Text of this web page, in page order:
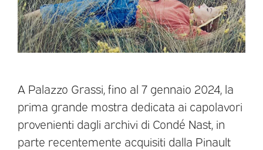
A Palazzo Grassi, fino al 7 gennaio 2024, la
prima grande mostra dedicata ai capolavori
provenienti dagli archivi di Condé Nast, in
parte recentemente acquisiti dalla Pinault